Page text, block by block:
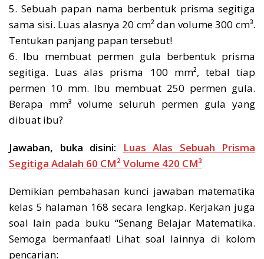
5. Sebuah papan nama berbentuk prisma segitiga
sama sisi. Luas alasnya 20 cm² dan volume 300 cm³.
Tentukan panjang papan tersebut!
6. Ibu membuat permen gula berbentuk prisma
segitiga. Luas alas prisma 100 mm², tebal tiap
permen 10 mm. Ibu membuat 250 permen gula.
Berapa mm³ volume seluruh permen gula yang
dibuat ibu?
Jawaban, buka disini:
Luas Alas Sebuah Prisma
Segitiga Adalah 60 CM² Volume 420 CM³
Demikian pembahasan kunci jawaban matematika
kelas 5 halaman 168 secara lengkap. Kerjakan juga
soal lain pada buku “Senang Belajar Matematika.
Semoga bermanfaat! Lihat soal lainnya di kolom
pencarian: